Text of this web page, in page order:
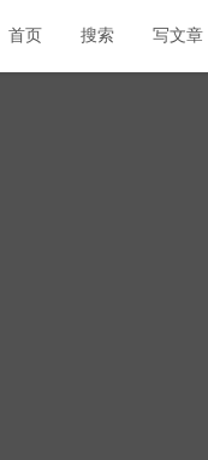
首页 搜索 写文章